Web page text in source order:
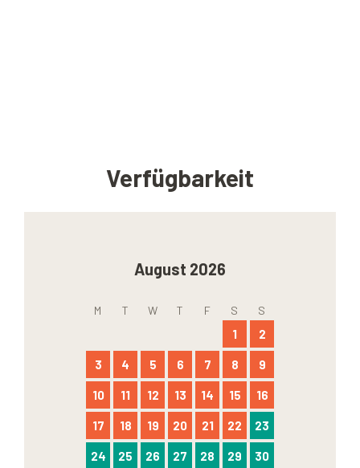
Verfügbarkeit
August 2026
M T W T F S S
1 2
3 4 5 6 7 8 9
10 11 12 13 14 15 16
17 18 19 20 21 22 23
24 25 26 27 28 29 30